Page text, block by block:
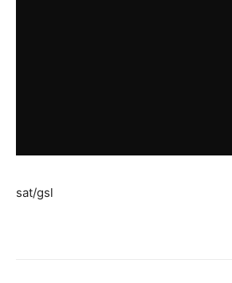
sat/gsl